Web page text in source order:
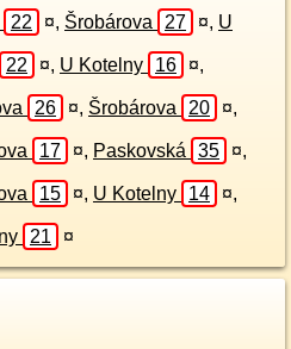
22 ¤, Šrobárova 27 ¤, U
22 ¤, U Kotelny 16 ¤,
26 ¤, Šrobárova 20 ¤,
17 ¤, Paskovská 35 ¤,
15 ¤, U Kotelny 14 ¤,
21 ¤